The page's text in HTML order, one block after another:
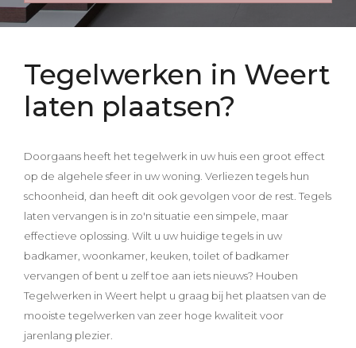
Tegelwerken in Weert
laten plaatsen?
Doorgaans heeft het tegelwerk in uw huis een groot effect
op de algehele sfeer in uw woning. Verliezen tegels hun
schoonheid, dan heeft dit ook gevolgen voor de rest. Tegels
laten vervangen is in zo'n situatie een simpele, maar
effectieve oplossing. Wilt u uw huidige tegels in uw
badkamer, woonkamer, keuken, toilet of badkamer
vervangen of bent u zelf toe aan iets nieuws? Houben
Tegelwerken in Weert helpt u graag bij het plaatsen van de
mooiste tegelwerken van zeer hoge kwaliteit voor
jarenlang plezier.